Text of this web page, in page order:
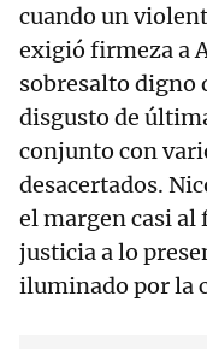
cuando un
exigió firmeza a
sobresalto digno
disgusto de
conjunto con
desacertados.
el margen casi al
justicia a lo
iluminado por la